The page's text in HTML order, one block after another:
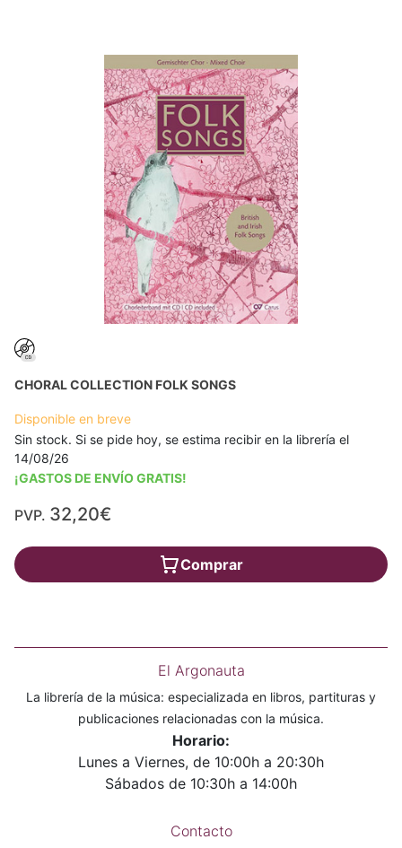
CHORAL COLLECTION FOLK SONGS
Disponible en breve
Sin stock. Si se pide hoy, se estima recibir en la librería el
14/08/26
¡GASTOS DE ENVÍO GRATIS!
PVP. 32,20€
Comprar
El Argonauta
La librería de la música: especializada en libros, partituras y
publicaciones relacionadas con la música.
Horario:
Lunes a Viernes, de 10:00h a 20:30h
Sábados de 10:30h a 14:00h
Contacto